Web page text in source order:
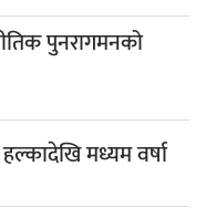
पुनरागमनको
मध्यम वर्षा